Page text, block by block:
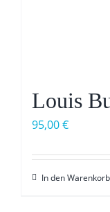
Louis
95,00€
In den Warenkorb